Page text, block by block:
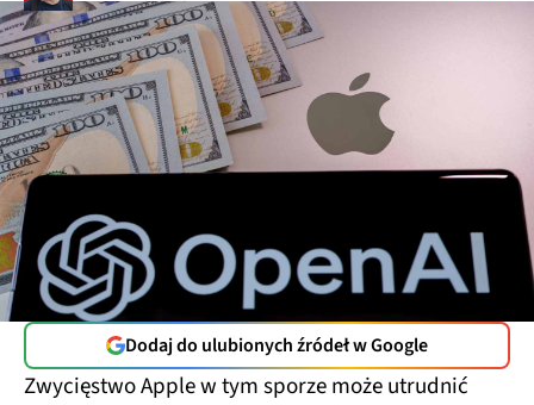
Dodaj do ulubionych źródeł w Google
Zwycięstwo Apple w tym sporze może utrudnić